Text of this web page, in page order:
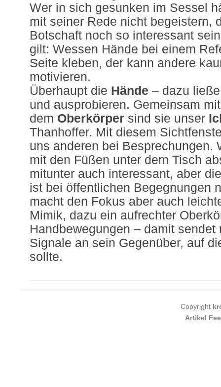
Wer in sich gesunken im Sessel
mit seiner Rede nicht begeistern,
Botschaft noch so interessant
gilt: Wessen Hände bei einem
Seite kleben, der kann andere
motivieren.
Überhaupt die Hände – dazu
und ausprobieren. Gemeinsam
dem Oberkörper sind sie unser
Thanhoffer. Mit diesem
uns anderen bei Besprechungen.
mit den Füßen unter dem Tisch
mitunter auch interessant, aber
ist bei öffentlichen Begegnungen
macht den Fokus aber auch
Mimik, dazu ein aufrechter
Handbewegungen – damit sendet
Signale an sein Gegenüber, auf
sollte.
Copyright
Artikel